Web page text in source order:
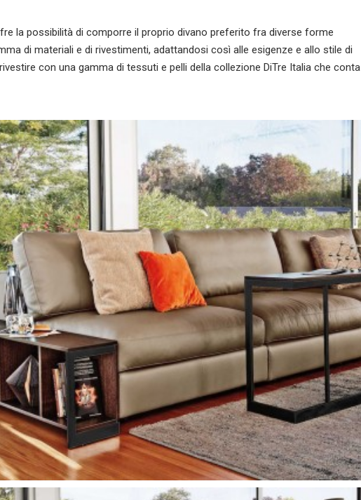
la possibilità di comporre il proprio divano preferito fra diverse forme
di materiali e di rivestimenti, adattandosi così alle esigenze e allo stile di
con una gamma di tessuti e pelli della collezione DiTre Italia che conta